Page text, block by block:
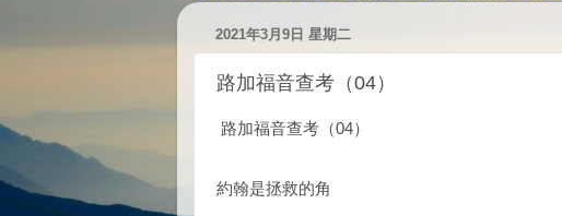
2021年3月9日 星期二
路加福音查考（04）
路加福音查考（04）
約翰是拯救的角